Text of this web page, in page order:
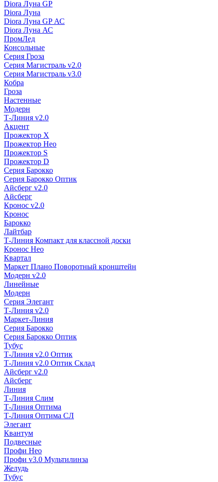
Diora Луна GP
Diora Луна
Diora Луна GP АС
Diora Луна АС
ПромЛед
Консольные
Серия Гроза
Серия Магистраль v2.0
Серия Магистраль v3.0
Кобра
Гроза
Настенные
Модерн
Т-Линия v2.0
Акцент
Прожектор X
Прожектор Нео
Прожектор S
Прожектор D
Серия Барокко
Серия Барокко Оптик
Айсберг v2.0
Айсберг
Кронос v2.0
Кронос
Барокко
Лайтбар
Т-Линия Компакт для классной доски
Кронос Нео
Квартал
Маркет Плано Поворотный кронштейн
Модерн v2.0
Линейные
Модерн
Серия Элегант
Т-Линия v2.0
Маркет-Линия
Серия Барокко
Серия Барокко Оптик
Тубус
Т-Линия v2.0 Оптик
Т-Линия v2.0 Оптик Склад
Айсберг v2.0
Айсберг
Линия
Т-Линия Слим
Т-Линия Оптима
Т-Линия Оптима СЛ
Элегант
Квантум
Подвесные
Профи Нео
Профи v3.0 Мультилинза
Желудь
Тубус